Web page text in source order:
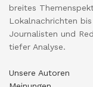
breites
Lokalnachrichten
Journalisten und
tiefer Analyse.
Unsere Autoren